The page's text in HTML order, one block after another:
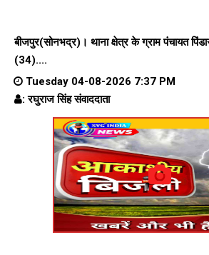
बीजपुर(सोनभद्र)। थाना क्षेत्र के ग्राम पंचायत
(34)....
Tuesday 04-08-2026 7:37 PM
: रघुराज सिंह संवाददाता